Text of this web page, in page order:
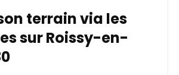
terrain via les
sur Roissy-en-